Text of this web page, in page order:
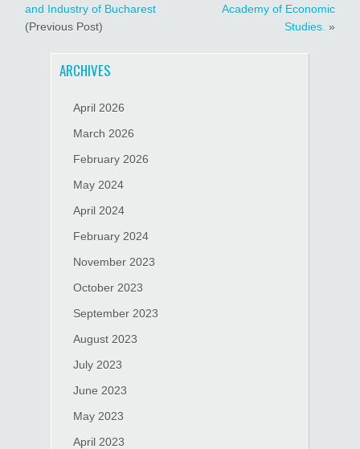
and Industry of Bucharest
(Previous Post)
Academy of Economic
Studies. »
ARCHIVES
April 2026
March 2026
February 2026
May 2024
April 2024
February 2024
November 2023
October 2023
September 2023
August 2023
July 2023
June 2023
May 2023
April 2023